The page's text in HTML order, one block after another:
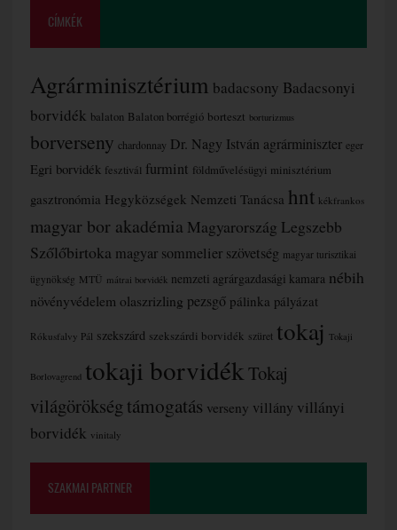
CÍMKÉK
Agrárminisztérium badacsony Badacsonyi
borvidék balaton Balaton borrégió borteszt borturizmus
borverseny chardonnay Dr. Nagy István agrárminiszter eger
Egri borvidék fesztivál furmint földművelésügyi minisztérium
gasztronómia Hegyközségek Nemzeti Tanácsa hnt kékfrankos
magyar bor akadémia Magyarország Legszebb
Szőlőbirtoka magyar sommelier szövetség magyar turisztikai
ügynökség MTÜ mátrai borvidék nemzeti agrárgazdasági kamara nébih
növényvédelem olaszrizling pezsgő pálinka pályázat
Rókusfalvy Pál szekszárd szekszárdi borvidék szüret tokaj Tokaji
Borlovagrend tokaji borvidékTokaj
világörökségtámogatás verseny villány villányi
borvidék vinitaly
SZAKMAI PARTNER